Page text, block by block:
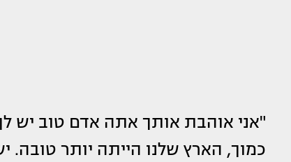
"אני אוהבת אותך אתה אדם טוב יש לך
כמוך, הארץ שלנו הייתה יותר